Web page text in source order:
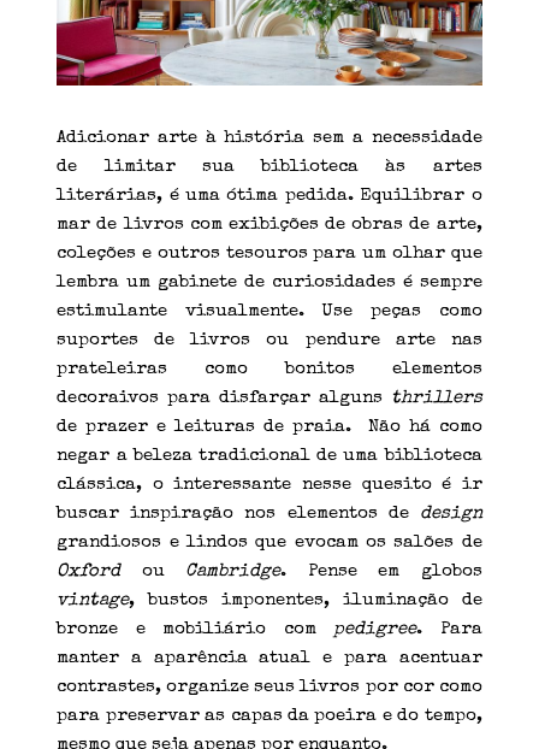
Adicionar arte à história sem a necessidade
de limitar sua biblioteca às artes
literárias, é uma ótima pedida. Equilibrar o
mar de livros com exibições de obras de arte,
coleções e outros tesouros para um olhar que
lembra um gabinete de curiosidades é sempre
estimulante visualmente. Use peças como
suportes de livros ou pendure arte nas
prateleiras como bonitos elementos
decoraivos para disfarçar alguns thrillers
de prazer e leituras de praia. Não há como
negar a beleza tradicional de uma biblioteca
clássica, o interessante nesse quesito é ir
buscar inspiração nos elementos de design
grandiosos e lindos que evocam os salões de
Oxfordou Cambridge. Pense em globos
vintage, bustos imponentes, iluminação de
bronze e mobiliário com pedigree. Para
manter a aparência atual e para acentuar
contrastes, organize seus livros por cor como
para preservar as capas da poeira e do tempo,
mesmo que seja apenas por enquanto.